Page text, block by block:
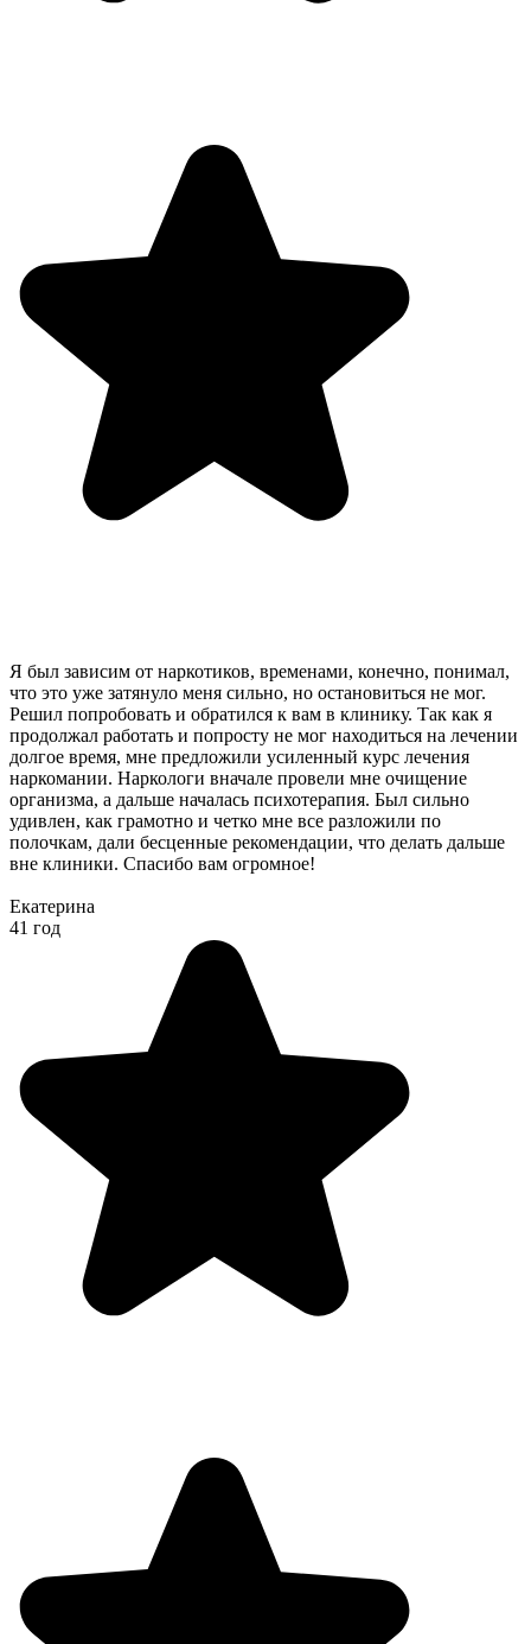
Я был зависим от наркотиков, временами, конечно, понимал,
что это уже затянуло меня сильно, но остановиться не мог.
Решил попробовать и обратился к вам в клинику. Так как я
продолжал работать и попросту не мог находиться на лечении
долгое время, мне предложили усиленный курс лечения
наркомании. Наркологи вначале провели мне очищение
организма, а дальше началась психотерапия. Был сильно
удивлен, как грамотно и четко мне все разложили по
полочкам, дали бесценные рекомендации, что делать дальше
вне клиники. Спасибо вам огромное!
Екатерина
41 год